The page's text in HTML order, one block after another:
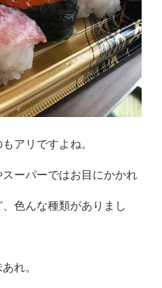
アリですよね。
ーパーではお目にかかれ
色んな種類がありまし
れ。